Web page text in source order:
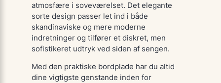
atmosfære i soveværelset. Det elegante
sorte design passer let ind i både
skandinaviske og mere moderne
indretninger og tilfører et diskret, men
sofistikeret udtryk ved siden af sengen.
Med den praktiske bordplade har du altid
dine vigtigste genstande inden for